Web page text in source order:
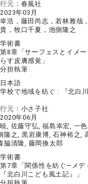
元： 春風社
2023年03月
浩，藤田尚志，若林雅哉
，牧口千夏，池側隆之
学術書
第8章「サーフェスとイメ
す皮膚感覚」
分担執筆
日本語
学校で地域を紡ぐ : 『北白
元： 小さ子社
2020年06月
, 佐藤守弘, 福島幸宏, 一
隆之, 黒岩康博, 石神裕之,
脇清隆, 藤岡換太郎
学術書
第7章「関係性を紡ぐ―メデ
北白川こども風土記』」